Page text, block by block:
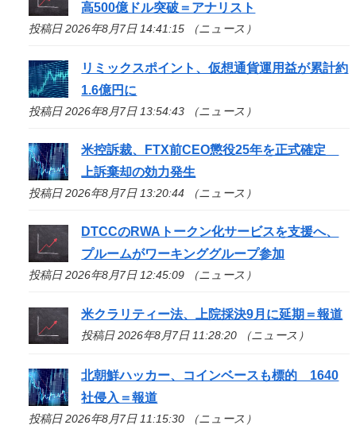
高500億ドル突破＝アナリスト
投稿日 2026年8月7日 14:41:15 （ニュース）
リミックスポイント、仮想通貨運用益が累計約
1.6億円に
投稿日 2026年8月7日 13:54:43 （ニュース）
米控訴裁、FTX前CEO懲役25年を正式確定
上訴棄却の効力発生
投稿日 2026年8月7日 13:20:44 （ニュース）
DTCCのRWAトークン化サービスを支援へ、
プルームがワーキンググループ参加
投稿日 2026年8月7日 12:45:09 （ニュース）
米クラリティー法、上院採決9月に延期＝報道
投稿日 2026年8月7日 11:28:20 （ニュース）
北朝鮮ハッカー、コインベースも標的 1640
社侵入＝報道
投稿日 2026年8月7日 11:15:30 （ニュース）